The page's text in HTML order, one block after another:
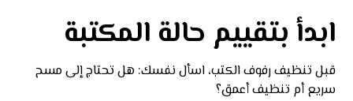
ابدأ بتقييم حالة المكتبة
قبل تنظيف رفوف الكتب، اسأل نفسك: هل تحتاج إلى مسح
سريع أم تنظيف أعمق؟